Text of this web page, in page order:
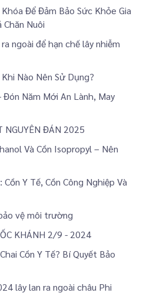
Để Đảm Bảo Sức Khỏe Gia
Chăn Nuôi
ngoài để hạn chế lây nhiễm
Nào Nên Sử Dụng?
Năm Mới An Lành, May
ĐÁN 2025
Và Cồn Isopropyl – Nên
Y Tế, Cồn Công Nghiệp Và
vệ môi trường
KHÁNH 2/9 - 2024
Cồn Y Tế? Bí Quyết Bảo
lây lan ra ngoài châu Phi